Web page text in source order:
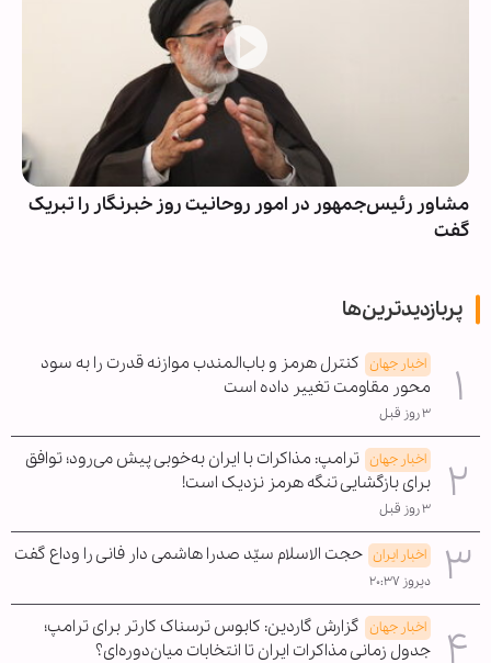
مشاور رئیس‌جمهور در امور روحانیت روز خبرنگار را تبریک
گفت
پربازدیدترین‌ها
اخبار جهان کنترل هرمز و باب‌المندب موازنه قدرت را به سود
محور مقاومت تغییر داده است
۳ روز قبل
اخبار جهان ترامپ: مذاکرات با ایران به‌خوبی پیش می‌رود؛ توافق
برای بازگشایی تنگه هرمز نزدیک است!
۳ روز قبل
اخبار ایران حجت الاسلام سیّد صدرا هاشمی دار فانی را وداع گفت
دیروز ۲۰:۳۷
اخبار جهان گزارش گاردین: کابوس ترسناک کارتر برای ترامپ؛
جدول زمانی مذاکرات ایران تا انتخابات میان‌دوره‌ای؟